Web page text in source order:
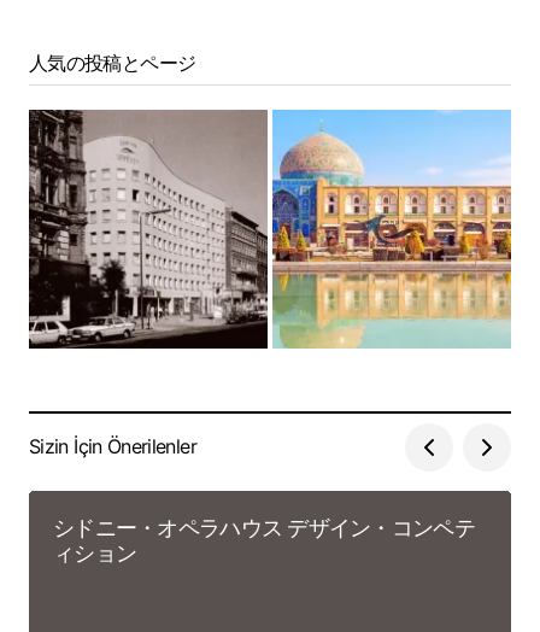
人気の投稿とページ
Sizin İçin Önerilenler
シドニー・オペラハウス デザイン・コンペテ
ィション